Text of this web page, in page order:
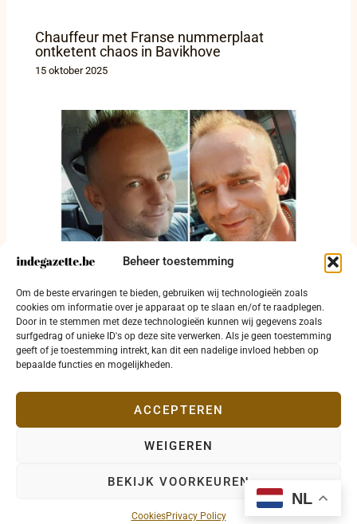
Beheer toestemming
Om de beste ervaringen te bieden, gebruiken wij technologieën zoals
cookies om informatie over je apparaat op te slaan en/of te raadplegen.
Door in te stemmen met deze technologieën kunnen wij gegevens zoals
surfgedrag of unieke ID's op deze site verwerken. Als je geen toestemming
geeft of je toestemming intrekt, kan dit een nadelige invloed hebben op
bepaalde functies en mogelijkheden.
ACCEPTEREN
WEIGEREN
BEKIJK VOORKEUREN
CookiesPrivacy Policy
Chauffeur met Franse nummerplaat
ontketent chaos in Bavikhove
15 oktober 2025
Vermist: Politie zoekt naar Radoslaw Kornas
(39) uit Heffen
30 september 2025
Copyright © 2026 indegazette.be |Privacy
NL